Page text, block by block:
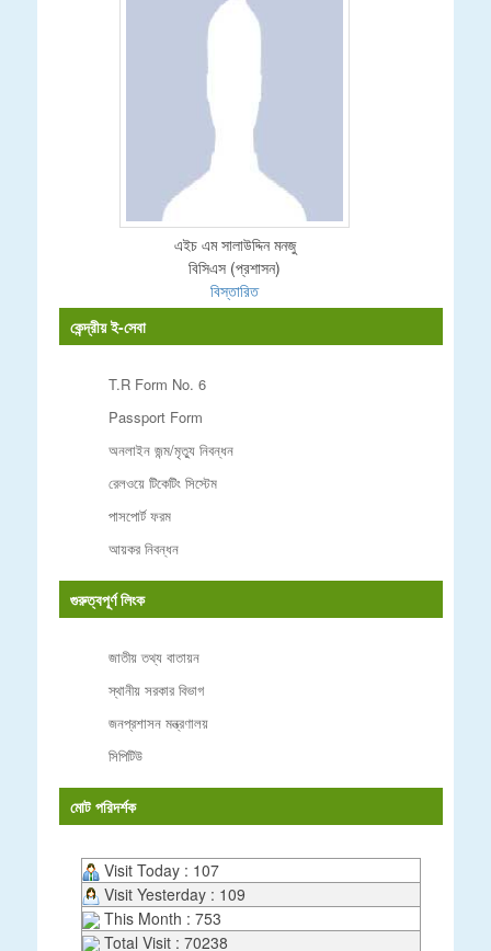
এইচ এম সালাউদ্দিন মনজু
বিসিএস (প্রশাসন)
বিস্তারিত
কেন্দ্রীয় ই-সেবা
T.R Form No. 6
Passport Form
অনলাইন জন্ম/মৃত্যু নিবন্ধন
রেলওয়ে টিকেটিং সিস্টেম
পাসপোর্ট ফরম
আয়কর নিবন্ধন
গুরুত্বপূর্ণ লিংক
জাতীয় তথ্য বাতায়ন
স্থানীয় সরকার বিভাগ
জনপ্রশাসন মন্ত্রণালয়
সিপিটিউ
মোট পরিদর্শক
Visit Today : 107
Visit Yesterday : 109
This Month : 753
Total Visit : 70238